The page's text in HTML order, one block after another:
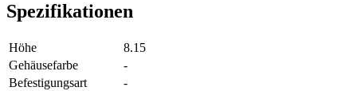
Spezifikationen
Höhe
8.15
Gehäusefarbe
-
Befestigungsart
-